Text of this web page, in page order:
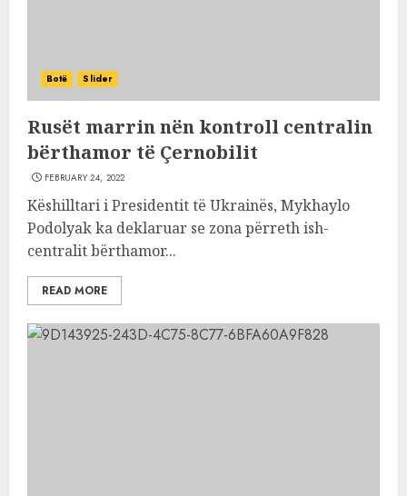
Botë Slider
Rusët marrin nën kontroll centralin
bërthamor të Çernobilit
FEBRUARY 24, 2022
Këshilltari i Presidentit të Ukrainës, Mykhaylo
Podolyak ka deklaruar se zona përreth ish-
centralit bërthamor...
READ MORE